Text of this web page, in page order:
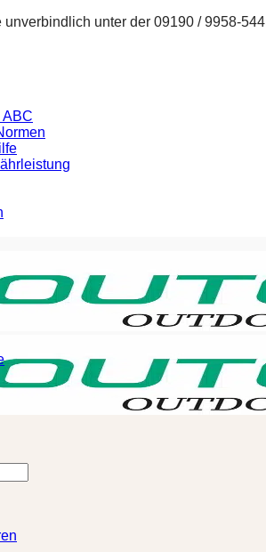
unverbindlich unter der 09190 / 9958-544
ABC